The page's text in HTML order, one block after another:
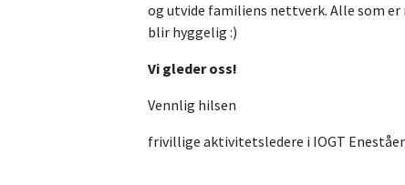
og utvide familiens nettverk. Alle som
blir hyggelig :)
Vi gleder oss!
Vennlig hilsen
frivillige aktivitetsledere i IOGT